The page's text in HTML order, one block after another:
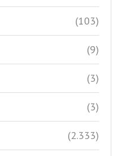
(103)
(9)
(3)
(3)
(2.333)